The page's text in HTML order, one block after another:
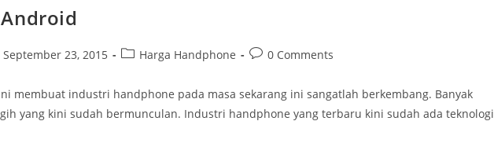
September 23, 2015
PostHarga Handphone
Post0 Comments
membuat industri handphone pada masa sekarang ini sangatlah berkembang. Banyak
yang kini sudah bermunculan. Industri handphone yang terbaru kini sudah ada teknologi